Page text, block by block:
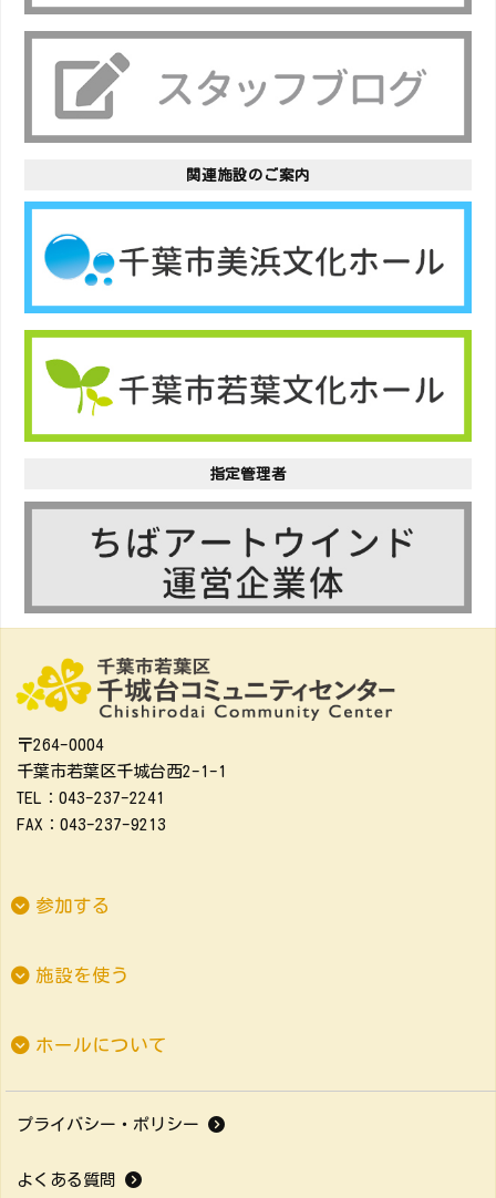
関連施設のご案内
指定管理者
〒264-0004
千葉市若葉区千城台西2-1-1
TEL：043-237-2241
FAX：043-237-9213
参加する
施設を使う
ホールについて
プライバシー・ポリシー
よくある質問